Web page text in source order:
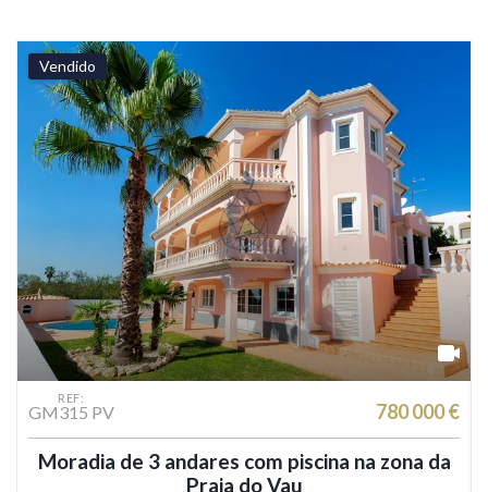
Vendido
REF:
GM315 PV 780 000 €
Moradia de 3 andares com piscina na zona da
Praia do Vau